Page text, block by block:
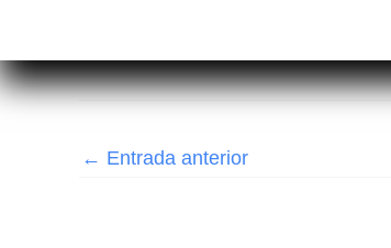
← Entrada anterior